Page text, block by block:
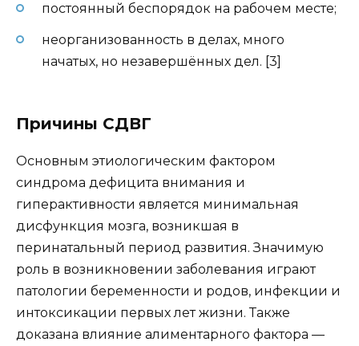
постоянный беспорядок на рабочем месте;
неорганизованность в делах, много
начатых, но незавершённых дел. [3]
Причины СДВГ
Основным этиологическим фактором
синдрома дефицита внимания и
гиперактивности является минимальная
дисфункция мозга, возникшая в
перинатальный период развития. Значимую
роль в возникновении заболевания играют
патологии беременности и родов, инфекции и
интоксикации первых лет жизни. Также
доказана влияние алиментарного фактора —